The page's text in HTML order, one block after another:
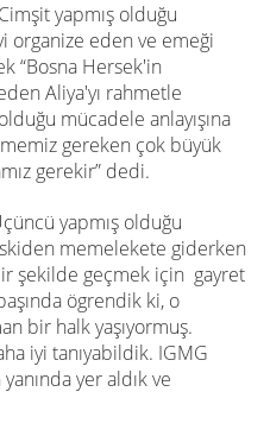
yapmış olduğu
organize eden ve emeği
“Bosna Hersek'in
Aliya'yı rahmetle
mücadele anlayışına
gereken çok büyük
gerekir” dedi.
yapmış olduğu
memelekete giderken
şekilde geçmek için gayret
ögrendik ki, o
bir halk yaşıyormuş.
iyi tanıyabildik. IGMG
yer aldık ve